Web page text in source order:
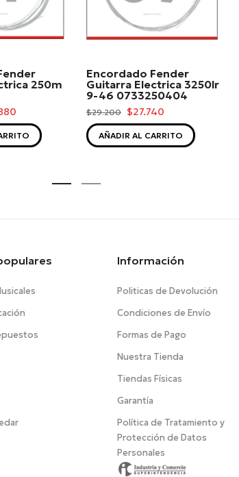
250m
Encordado Fender
Guitarra Electrica 3250lr
9-46 0733250404
$29.200 $27.740
AÑADIR AL CARRITO
Información
Politicas de Devolución
Condiciones de Envío
Formas de Pago
Nuestra Tienda
Tiendas Físicas
Garantía
Política de Tratamiento y
Protección de Datos
Personales